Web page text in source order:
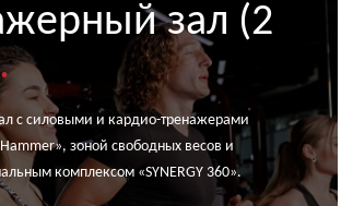
зал (2
.
с силовыми и кардио-тренажерами
зоной свободных весов и
комплексом «SYNERGY 360».